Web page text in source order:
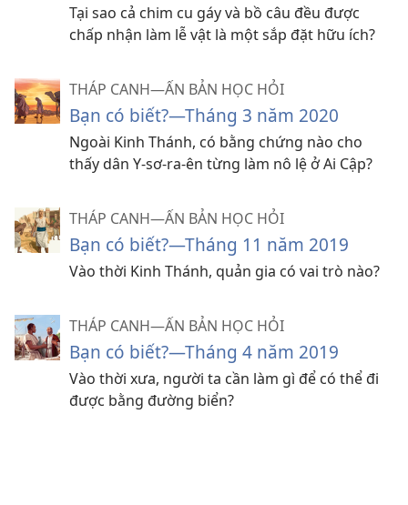
Tại sao cả chim cu gáy và bồ câu đều được
chấp nhận làm lễ vật là một sắp đặt hữu ích?
THÁP CANH—ẤN BẢN HỌC HỎI
Bạn có biết?​—Tháng 3 năm 2020
Ngoài Kinh Thánh, có bằng chứng nào cho
thấy dân Y-⁠sơ-ra-ên từng làm nô lệ ở Ai Cập?
THÁP CANH—ẤN BẢN HỌC HỎI
Bạn có biết?​—Tháng 11 năm 2019
Vào thời Kinh Thánh, quản gia có vai trò nào?
THÁP CANH—ẤN BẢN HỌC HỎI
Bạn có biết?​—Tháng 4 năm 2019
Vào thời xưa, người ta cần làm gì để có thể đi
được bằng đường biển?